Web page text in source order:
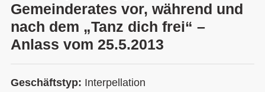
Gemeinderates vor, während und
nach dem „Tanz dich frei“ –
Anlass vom 25.5.2013
Geschäftstyp: Interpellation